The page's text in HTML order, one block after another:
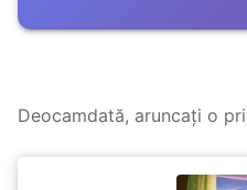
Deocamdată, aruncați o